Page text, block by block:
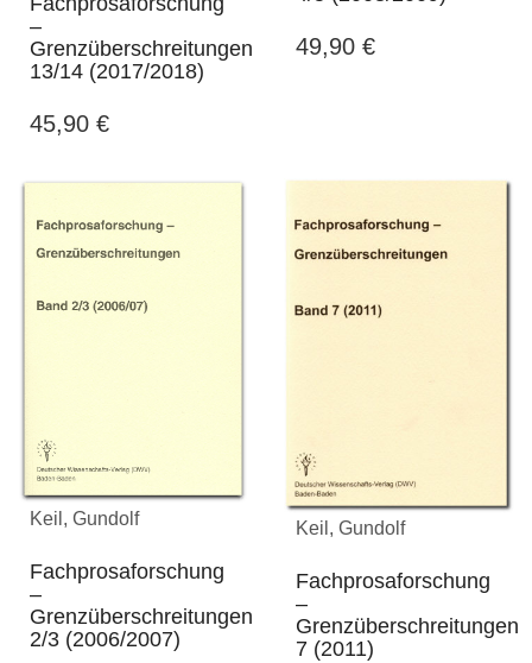
–
Grenzüberschreitungen
13/14 (2017/2018)
45,90 €
49,90 €
Keil, Gundolf
Fachprosaforschung
–
Grenzüberschreitungen
2/3 (2006/2007)
Keil, Gundolf
Fachprosaforschung
–
Grenzüberschreitungen
7 (2011)